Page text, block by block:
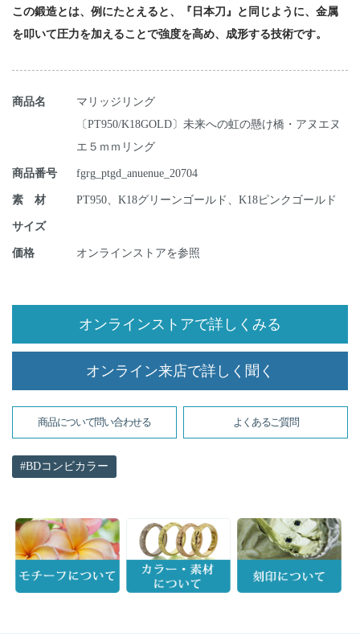
この鍛造とは、例にたとえると、『日本刀』と同じように、金属
を叩いて圧力を加えることで強度を高め、成形する技術です。
商品名
マリッジリング
〔PT950/K18GOLD〕未来への虹の懸け橋・アヌエヌ
エ５ｍｍリング
商品番号 fgrg_ptgd_anuenue_20704
素 材 PT950、K18グリーンゴールド、K18ピンクゴールド
サイズ
価格 オンラインストアを参照
オンラインストアで詳しくみる
オンライン来店で詳しく聞く
商品について問い合わせる よくあるご質問
BDコンビカラー